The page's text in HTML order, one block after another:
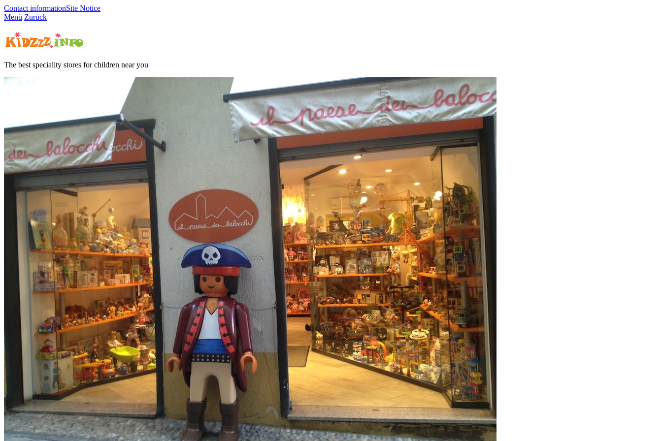
Contact informationSite Notice
Menü Zurück
The best speciality stores for children near you